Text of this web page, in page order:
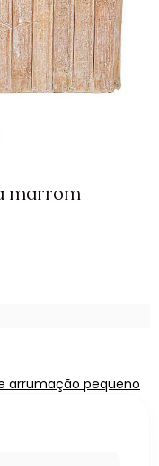
marrom
arrumação pequeno